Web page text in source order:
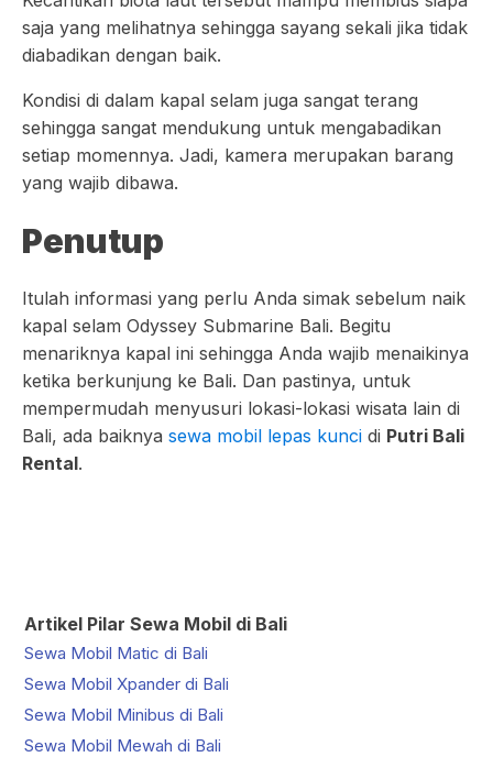
saja yang melihatnya sehingga sayang sekali jika tidak
diabadikan dengan baik.
Kondisi di dalam kapal selam juga sangat terang
sehingga sangat mendukung untuk mengabadikan
setiap momennya. Jadi, kamera merupakan barang
yang wajib dibawa.
Penutup
Itulah informasi yang perlu Anda simak sebelum naik
kapal selam Odyssey Submarine Bali. Begitu
menariknya kapal ini sehingga Anda wajib menaikinya
ketika berkunjung ke Bali. Dan pastinya, untuk
mempermudah menyusuri lokasi-lokasi wisata lain di
Bali, ada baiknya sewa mobil lepas kunci di Putri Bali
Rental.
Artikel Pilar Sewa Mobil di Bali
Sewa Mobil Matic di Bali
Sewa Mobil Xpander di Bali
Sewa Mobil Minibus di Bali
Sewa Mobil Mewah di Bali